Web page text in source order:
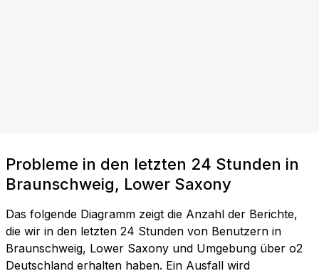
Probleme in den letzten 24 Stunden in
Braunschweig, Lower Saxony
Das folgende Diagramm zeigt die Anzahl der Berichte,
die wir in den letzten 24 Stunden von Benutzern in
Braunschweig, Lower Saxony und Umgebung über o2
Deutschland erhalten haben. Ein Ausfall wird